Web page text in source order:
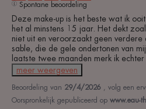
Spontane beoordeling
Deze make-up is het beste wat ik
het al minstens 15 jaar. Het dekt
niet uit en veroorzaakt geen verdere
sable, die de gele ondertonen van
laatste twee maanden merk ik
meer weergeven
Beoordeling van 29/4/2026 , volg een
Oorspronkelijk gepubliceerd op www.eau-